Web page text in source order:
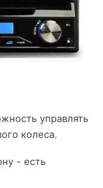
управлять
колеса.
- есть